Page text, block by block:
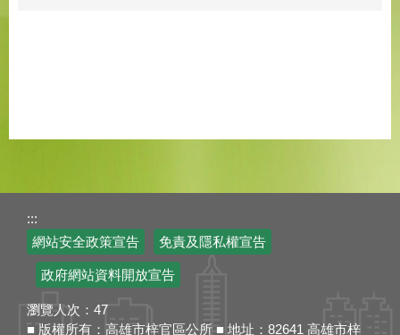
:::
網站安全政策宣告
免責及隱私權宣告
政府網站資料開放宣告
瀏覽人次： 47
■ 版權所有：高雄市梓官區公所 ■ 地址：82641 高雄市梓